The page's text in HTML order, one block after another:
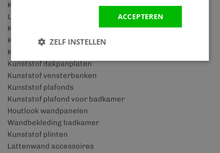
Kunststof wandpanelen badkamer
Lattenwand woonkamer
Kunststof gevelbekleding
Kunststof kozijnen
Kunststof boeidelen
Kunststof dakpanplaten
Kunststof vensterbanken
Kunststof plafonds
Kunststof plafond voor badkamer
Houtlook wandpanelen
Wandbekleding badkamer
Kunststof plinten
Lattenwand accessoires
ACCEPTEREN
ZELF INSTELLEN